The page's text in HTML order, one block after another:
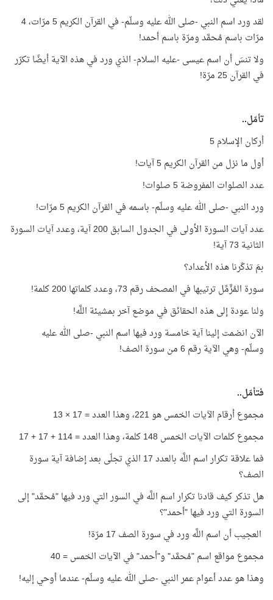
لقد ورد اسم النبي -صلى الله عليه وسلّم- في القرآن الكريم 5 مرّات، 4
مرّات باسم مُحمَّد ومرّة باسم أحمد!
ولا تنسَ أن اسم عيسى -عليه السلام- الذي ورد في هذه الآية أيضًا تكرّر
في القرآن 25 مرّة!
تأمّل..
أركان الإسلام 5
أول ما نزل من القرآن الكريم 5 آيات!
عدد الصلوات المفروضة 5 صلوات!
ورد النبي -صلى الله عليه وسلّم- باسمه في القرآن الكريم 5 مرّات!
عدد آيات السورة الأولى في الجدول السابق 200 آية، وعدد آيات السورة
الثانية 73 آية!
بمَ تذكّرنا هذه الأعداد؟
سورة المُزَّمِّل ترتيبها في المصحف رقم 73، وعدد كلماتها 200 كلمة!
ولنا عودة إلى هذه الحقائق في موضع آخر بمشيئة اللَّه!
الآن انضمت إلينا آية خامسة ورد فيها اسم النبي -صلى الله عليه
وسلّم- وهي الآية رقم 6 من سورة الصف!
فتأمّل..
مجموع أرقام الآيات الخمس هو 221، وهذا العدد = 17 × 13
مجموع كلمات الآيات الخمس 148 كلمة، وهذا العدد = 114 + 17 + 17
فما علاقة تكرار اسم اللَّه بالعدد 17 الذي تجلّى بعد إضافة آية سورة
الصف؟
هل تذكر كيف قادنا تكرار اسم اللَّه في السور التي ورد فيها "مُحمَّد" إلى
السورة التي ورد فيها "أحمد"؟
العجيب أن اسم اللَّه ورد في سورة الصف 17 مرّة!
مجموع مواقع اسم "مُحمَّد" و"أحمد" في الآيات الخمس = 40
وهذا هو عدد أعوام عمر النبي -صلى الله عليه وسلّم- عندما أوحي إليه!